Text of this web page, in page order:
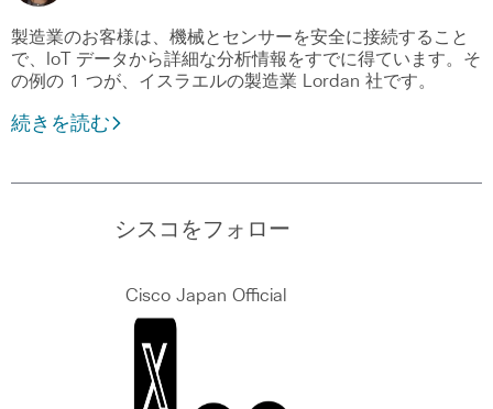
製造業のお客様は、機械とセンサーを安全に接続すること
で、IoT データから詳細な分析情報をすでに得ています。そ
の例の 1 つが、イスラエルの製造業 Lordan 社です。
続きを読む
シスコをフォロー
Cisco Japan Official